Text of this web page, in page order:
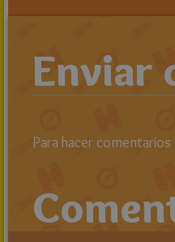
Enviar
Para hacer